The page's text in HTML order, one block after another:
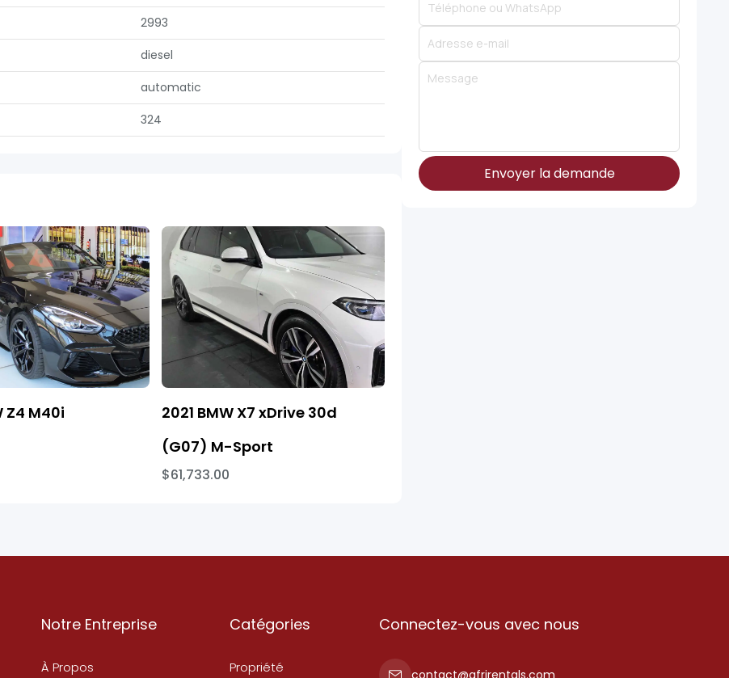
2993
diesel
automatic
324
Z4 M40i
2021 BMW X7 xDrive 30d
(G07) M-Sport
$61,733.00
Envoyer la demande
Notre Entreprise
À Propos
Catégories
Propriété
Connectez-vous avec nous
contact@afrirentals.com